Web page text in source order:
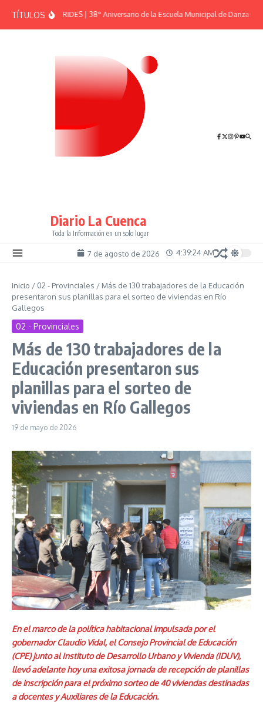
TÍTULOSEFEMÉRIDES | 38° Aniversario de la Escuela Municipal de Danzas “El
Diario La Cuenca
Toda la Información en un solo lugar
7 de agosto de 2026 4:39:24 AM
Inicio / 02 - Provinciales / Más de 130 trabajadores de la Educación
presentaron sus planillas para el sorteo de viviendas en Río
Gallegos
02 - Provinciales
Más de 130 trabajadores de la
Educación presentaron sus
planillas para el sorteo de
viviendas en Río Gallegos
19 de mayo de 2026
En el marco de la política habitacional impulsada por el
gobernador Claudio Vidal, el Consejo Provincial de Educación
(CPE) junto al Instituto de Desarrollo Urbano y Vivienda (IDUV),
llevó adelante hoy una exitosa jornada de recepción de planillas
de inscripción para el próximo sorteo de 40 viviendas destinadas
a docentes y Auxiliares de la Educación.